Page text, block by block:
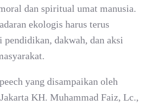
dan spiritual umat manusia.
ekologis harus terus
dakwah, dan aksi
yang disampaikan oleh
KH. Muhammad Faiz, Lc.,